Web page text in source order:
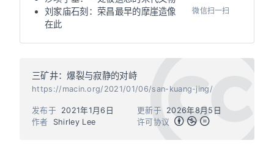
刘家庙石刻：荣昌最早的摩崖造像
在此
微信扫一扫
三矿井：爆裂与寂静的对峙
https://macin.org/2021/01/06/san-kuang-jing/
作者 Shirley Lee
发布于 2021年1月6日 更新于
2026年8月5日
许可协议